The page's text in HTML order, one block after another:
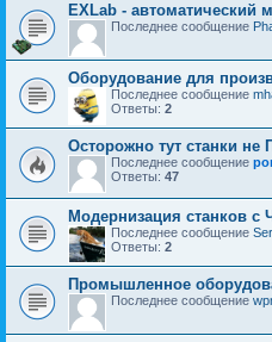
EXLab - автоматический
Последнее сообщение
Оборудование для
Последнее сообщение
Ответы: 2
Осторожно тут станки
Последнее сообщение
Ответы: 47
Модернизация станков с
Последнее сообщение
Ответы: 2
Промышленное
Последнее сообщение